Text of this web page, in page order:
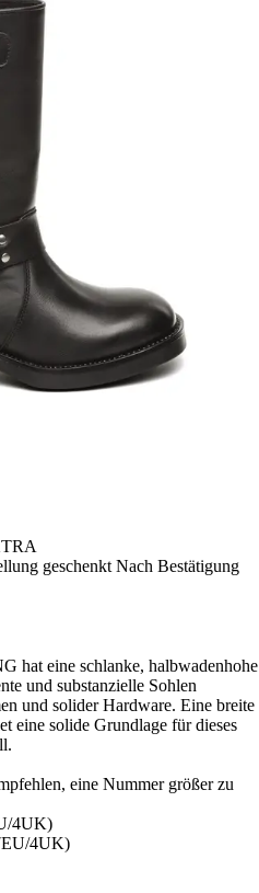
geschenkt Nach Bestätigung
hat eine schlanke, halbwadenhohe
und substanzielle Sohlen
und solider Hardware. Eine breite
eine solide Grundlage für dieses
eine Nummer größer zu
4UK)
4UK)